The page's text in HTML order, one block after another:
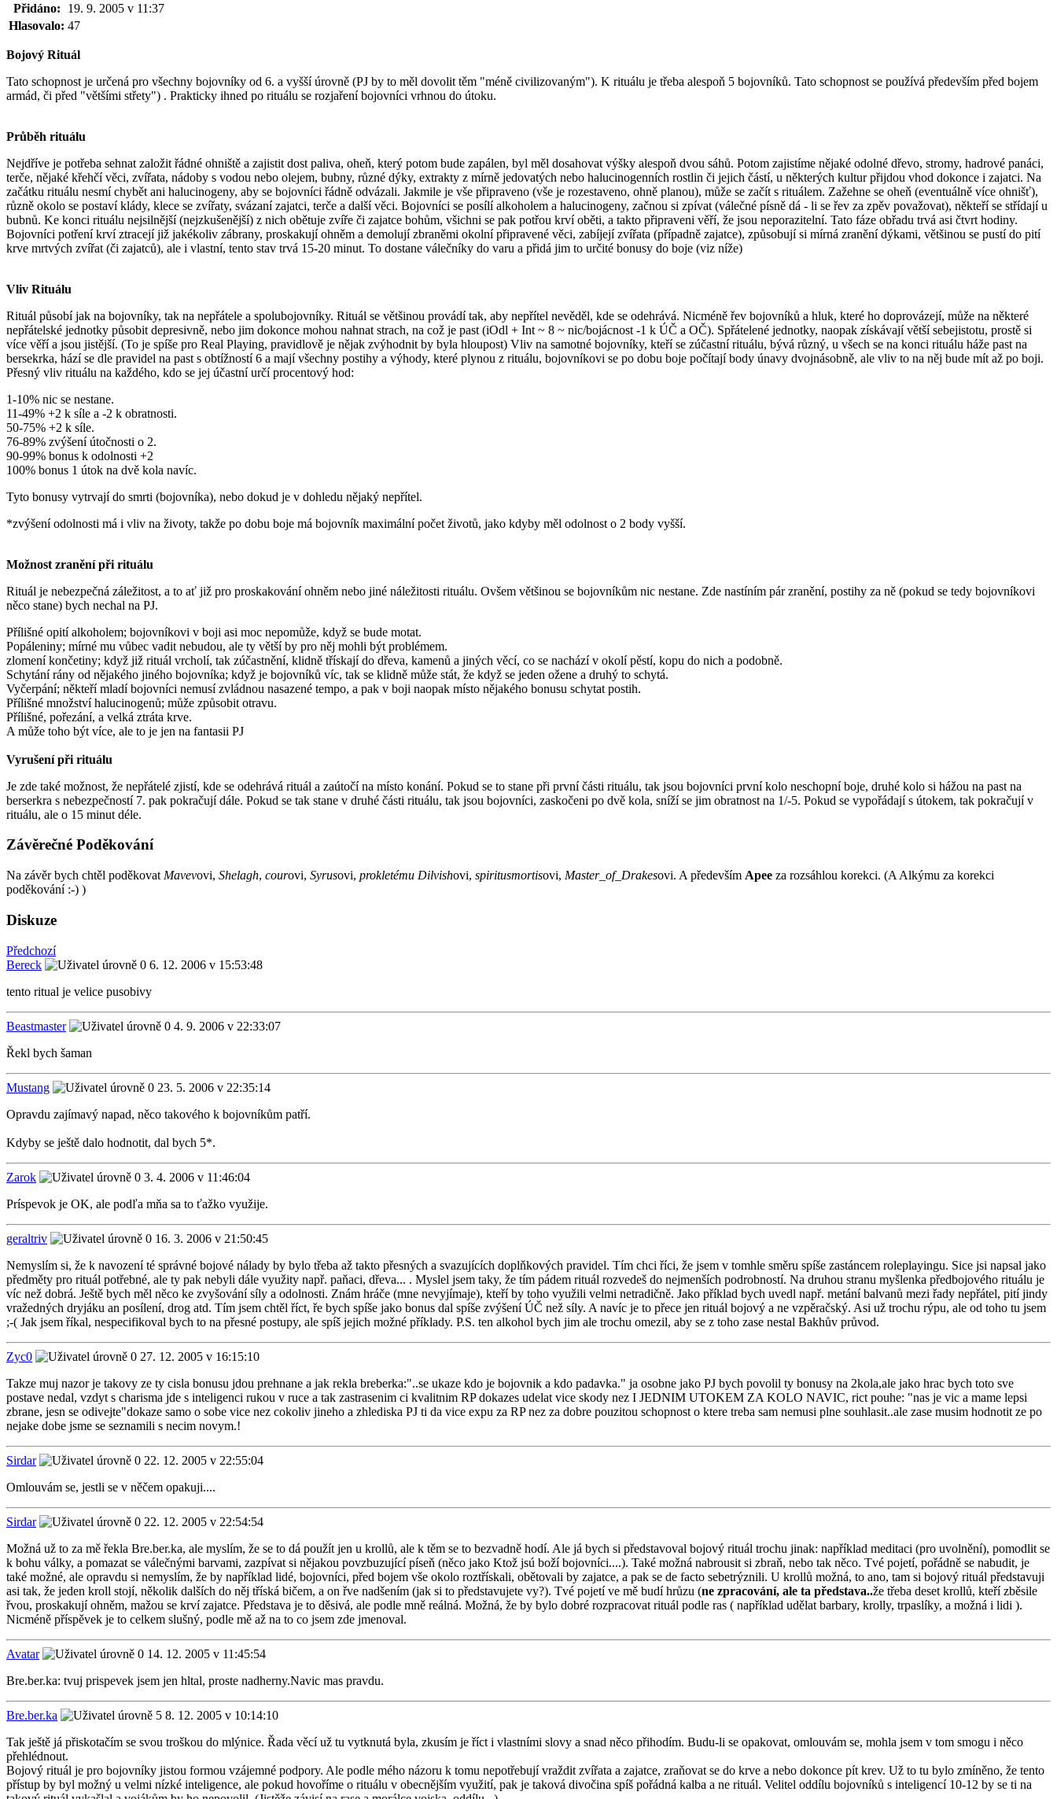
Přidáno:
19. 9. 2005 v 11:37
Hlasovalo: 47
Bojový Rituál
Tato schopnost je určená pro všechny bojovníky od 6. a vyšší úrovně (PJ by to měl dovolit těm "méně civilizovaným"). K rituálu je třeba alespoň 5 bojovníků. Tato schopnost se používá především před bojem
armád, či před "většími střety") . Prakticky ihned po rituálu se rozjaření bojovníci vrhnou do útoku.
Průběh rituálu
Nejdříve je potřeba sehnat založit řádné ohniště a zajistit dost paliva, oheň, který potom bude zapálen, byl měl dosahovat výšky alespoň dvou sáhů. Potom zajistíme nějaké odolné dřevo, stromy, hadrové panáci,
terče, nějaké křehčí věci, zvířata, nádoby s vodou nebo olejem, bubny, různé dýky, extrakty z mírně jedovatých nebo halucinogenních rostlin či jejich částí, u některých kultur přijdou vhod dokonce i zajatci. Na
začátku rituálu nesmí chybět ani halucinogeny, aby se bojovníci řádně odvázali. Jakmile je vše připraveno (vše je rozestaveno, ohně planou), může se začít s rituálem. Zažehne se oheň (eventuálně více ohnišť),
různě okolo se postaví klády, klece se zvířaty, svázaní zajatci, terče a další věci. Bojovníci se posílí alkoholem a halucinogeny, začnou si zpívat (válečné písně dá - li se řev za zpěv považovat), někteří se střídají u
bubnů. Ke konci rituálu nejsilnější (nejzkušenější) z nich obětuje zvíře či zajatce bohům, všichni se pak potřou krví oběti, a takto připraveni věří, že jsou neporazitelní. Tato fáze obřadu trvá asi čtvrt hodiny.
Bojovníci potření krví ztracejí již jakékoliv zábrany, proskakují ohněm a demolují zbraněmi okolní připravené věci, zabíjejí zvířata (případně zajatce), způsobují si mírná zranění dýkami, většinou se pustí do pití
krve mrtvých zvířat (či zajatců), ale i vlastní, tento stav trvá 15-20 minut. To dostane válečníky do varu a přidá jim to určité bonusy do boje (viz níže)
Vliv Rituálu
Rituál působí jak na bojovníky, tak na nepřátele a spolubojovníky. Rituál se většinou provádí tak, aby nepřítel nevěděl, kde se odehrává. Nicméně řev bojovníků a hluk, které ho doprovázejí, může na některé
nepřátelské jednotky působit depresivně, nebo jim dokonce mohou nahnat strach, na což je past (iOdl + Int ~ 8 ~ nic/bojácnost -1 k ÚČ a OČ). Spřátelené jednotky, naopak získávají větší sebejistotu, prostě si
více věří a jsou jistější. (To je spíše pro Real Playing, pravidlově je nějak zvýhodnit by byla hloupost) Vliv na samotné bojovníky, kteří se zúčastní rituálu, bývá různý, u všech se na konci rituálu háže past na
bersekrka, hází se dle pravidel na past s obtížností 6 a mají všechny postihy a výhody, které plynou z rituálu, bojovníkovi se po dobu boje počítají body únavy dvojnásobně, ale vliv to na něj bude mít až po boji.
Přesný vliv rituálu na každého, kdo se jej účastní určí procentový hod:
1-10% nic se nestane.
11-49% +2 k síle a -2 k obratnosti.
50-75% +2 k síle.
76-89% zvýšení útočnosti o 2.
90-99% bonus k odolnosti +2
100% bonus 1 útok na dvě kola navíc.
Tyto bonusy vytrvají do smrti (bojovníka), nebo dokud je v dohledu nějaký nepřítel.
*zvýšení odolnosti má i vliv na životy, takže po dobu boje má bojovník maximální počet životů, jako kdyby měl odolnost o 2 body vyšší.
Možnost zranění při rituálu
Rituál je nebezpečná záležitost, a to ať již pro proskakování ohněm nebo jiné náležitosti rituálu. Ovšem většinou se bojovníkům nic nestane. Zde nastíním pár zranění, postihy za ně (pokud se tedy bojovníkovi
něco stane) bych nechal na PJ.
Přílišné opití alkoholem; bojovníkovi v boji asi moc nepomůže, když se bude motat.
Popáleniny; mírné mu vůbec vadit nebudou, ale ty větší by pro něj mohli být problémem.
zlomení končetiny; když již rituál vrcholí, tak zúčastnění, klidně třískají do dřeva, kamenů a jiných věcí, co se nachází v okolí pěstí, kopu do nich a podobně.
Schytání rány od nějakého jiného bojovníka; když je bojovníků víc, tak se klidně může stát, že když se jeden ožene a druhý to schytá.
Vyčerpání; někteří mladí bojovníci nemusí zvládnou nasazené tempo, a pak v boji naopak místo nějakého bonusu schytat postih.
Přílišné množství halucinogenů; může způsobit otravu.
Přílišné, pořezání, a velká ztráta krve.
A může toho být více, ale to je jen na fantasii PJ
Vyrušení při rituálu
Je zde také možnost, že nepřátelé zjistí, kde se odehrává rituál a zaútočí na místo konání. Pokud se to stane při první části rituálu, tak jsou bojovníci první kolo neschopní boje, druhé kolo si hážou na past na
berserkra s nebezpečností 7. pak pokračují dále. Pokud se tak stane v druhé části rituálu, tak jsou bojovníci, zaskočeni po dvě kola, sníží se jim obratnost na 1/-5. Pokud se vypořádají s útokem, tak pokračují v
rituálu, ale o 15 minut déle.
Závěrečné Poděkování
Na závěr bych chtěl poděkovat Mavevovi, Shelagh, courovi, Syrusovi, prokletému Dilvishovi, spiritusmortisovi, Master_of_Drakesovi. A především Apee za rozsáhlou korekci. (A Alkýmu za korekci
poděkování :-) )
Diskuze
Předchozí
Bereck
6. 12. 2006 v 15:53:48
tento ritual je velice pusobivy
Beastmaster
4. 9. 2006 v 22:33:07
Řekl bych šaman
Mustang
23. 5. 2006 v 22:35:14
Opravdu zajímavý napad, něco takového k bojovníkům patří.
Kdyby se ještě dalo hodnotit, dal bych 5*.
Zarok
3. 4. 2006 v 11:46:04
Príspevok je OK, ale podľa mňa sa to ťažko využije.
geraltriv
16. 3. 2006 v 21:50:45
Nemyslím si, že k navození té správné bojové nálady by bylo třeba až takto přesných a svazujících doplňkových pravidel. Tím chci říci, že jsem v tomhle směru spíše zastáncem roleplayingu. Sice jsi napsal jako
předměty pro rituál potřebné, ale ty pak nebyli dále využity např. paňaci, dřeva... . Myslel jsem taky, že tím pádem rituál rozvedeš do nejmenších podrobností. Na druhou stranu myšlenka předbojového rituálu je
víc než dobrá. Ještě bych měl něco ke zvyšování síly a odolnosti. Znám hráče (mne nevyjímaje), kteří by toho využili velmi netradičně. Jako příklad bych uvedl např. metání balvanů mezi řady nepřátel, pití jindy
vražedných dryjáku an posílení, drog atd. Tím jsem chtěl říct, ře bych spíše jako bonus dal spíše zvýšení ÚČ než síly. A navíc je to přece jen rituál bojový a ne vzpěračský. Asi už trochu rýpu, ale od toho tu jsem
;-( Jak jsem říkal, nespecifikoval bych to na přesné postupy, ale spíš jejich možné příklady. P.S. ten alkohol bych jim ale trochu omezil, aby se z toho zase nestal Bakhův průvod.
Zyc0
27. 12. 2005 v 16:15:10
Takze muj nazor je takovy ze ty cisla bonusu jdou prehnane a jak rekla breberka:"..se ukaze kdo je bojovnik a kdo padavka." ja osobne jako PJ bych povolil ty bonusy na 2kola,ale jako hrac bych toto sve
postave nedal, vzdyt s charisma jde s inteligenci rukou v ruce a tak zastrasenim ci kvalitnim RP dokazes udelat vice skody nez I JEDNIM UTOKEM ZA KOLO NAVIC, rict pouhe: "nas je vic a mame lepsi
zbrane, jesn se odivejte"dokaze samo o sobe vice nez cokoliv jineho a zhlediska PJ ti da vice expu za RP nez za dobre pouzitou schopnost o ktere treba sam nemusi plne souhlasit..ale zase musim hodnotit ze po
nejake dobe jsme se seznamili s necim novym.!
Sirdar
22. 12. 2005 v 22:55:04
Omlouvám se, jestli se v něčem opakuji....
Sirdar
22. 12. 2005 v 22:54:54
Možná už to za mě řekla Bre.ber.ka, ale myslím, že se to dá použít jen u krollů, ale k těm se to bezvadně hodí. Ale já bych si představoval bojový rituál trochu jinak: například meditaci (pro uvolnění), pomodlit se
k bohu války, a pomazat se válečnými barvami, zazpívat si nějakou povzbuzující píseň (něco jako Ktož jsú boží bojovníci....). Také možná nabrousit si zbraň, nebo tak něco. Tvé pojetí, pořádně se nabudit, je
také možné, ale opravdu si nemyslím, že by například lidé, bojovníci, před bojem vše okolo roztřískali, obětovali by zajatce, a pak se de facto sebetrýznili. U krollů možná, to ano, tam si bojový rituál představuji
asi tak, že jeden kroll stojí, několik dalších do něj tříská bičem, a on řve nadšením (jak si to představujete vy?). Tvé pojetí ve mě budí hrůzu (ne zpracování, ale ta představa..že třeba deset krollů, kteří zběsile
řvou, proskakují ohněm, mažou se krví zajatce. Představa je to děsivá, ale podle mně reálná. Možná, že by bylo dobré rozpracovat rituál podle ras ( například udělat barbary, krolly, trpaslíky, a možná i lidi ).
Nicméně příspěvek je to celkem slušný, podle mě až na to co jsem zde jmenoval.
Avatar
14. 12. 2005 v 11:45:54
Bre.ber.ka: tvuj prispevek jsem jen hltal, proste nadherny.Navic mas pravdu.
Bre.ber.ka
8. 12. 2005 v 10:14:10
Tak ještě já přiskotačím se svou troškou do mlýnice. Řada věcí už tu vytknutá byla, zkusím je říct i vlastními slovy a snad něco přihodím. Budu-li se opakovat, omlouvám se, mohla jsem v tom smogu i něco
přehlédnout.
Bojový rituál je pro bojovníky jistou formou vzájemné podpory. Ale podle mého názoru k tomu nepotřebují vraždit zvířata a zajatce, zraňovat se do krve a nebo dokonce pít krev. Už to tu bylo zmíněno, že tento
přístup by byl možný u velmi nízké inteligence, ale pokud hovoříme o rituálu v obecnějším využití, pak je taková divočina spíš pořádná kalba a ne rituál. Velitel oddílu bojovníků s inteligencí 10-12 by se ti na